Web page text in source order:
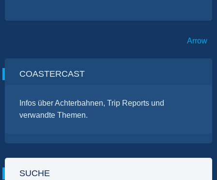
Arrow
COASTERCAST
Infos über Achterbahnen, Trip Reports und
verwandte Themen.
SUCHE